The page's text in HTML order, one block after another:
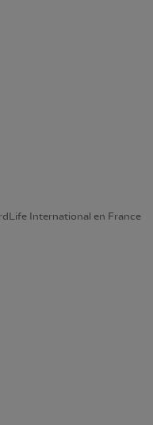
International en France